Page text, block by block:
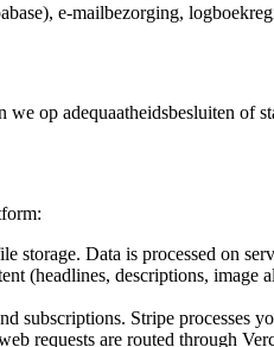
e-mailbezorging,
op adequaatheidsbesluiten of
storage. Data is processed on
(headlines, descriptions,
subscriptions. Stripe
requests are routed through